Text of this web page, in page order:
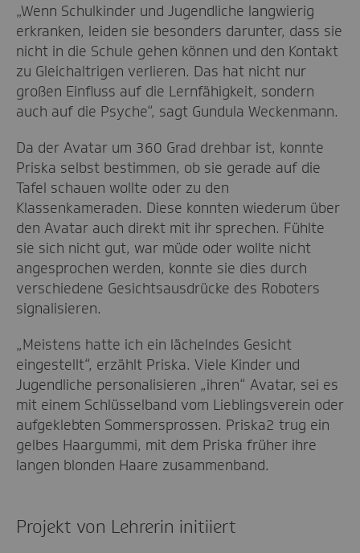
„Wenn Schulkinder und Jugendliche langwierig
erkranken, leiden sie besonders darunter, dass sie
nicht in die Schule gehen können und den Kontakt
zu Gleichaltrigen verlieren. Das hat nicht nur
großen Einfluss auf die Lernfähigkeit, sondern
auch auf die Psyche“, sagt Gundula Weckenmann.
Da der Avatar um 360 Grad drehbar ist, konnte
Priska selbst bestimmen, ob sie gerade auf die
Tafel schauen wollte oder zu den
Klassenkameraden. Diese konnten wiederum über
den Avatar auch direkt mit ihr sprechen. Fühlte
sie sich nicht gut, war müde oder wollte nicht
angesprochen werden, konnte sie dies durch
verschiedene Gesichtsausdrücke des Roboters
signalisieren.
„Meistens hatte ich ein lächelndes Gesicht
eingestellt“, erzählt Priska. Viele Kinder und
Jugendliche personalisieren „ihren“ Avatar, sei es
mit einem Schlüsselband vom Lieblingsverein oder
aufgeklebten Sommersprossen. Priska2 trug ein
gelbes Haargummi, mit dem Priska früher ihre
langen blonden Haare zusammenband.
Projekt von Lehrerin initiiert